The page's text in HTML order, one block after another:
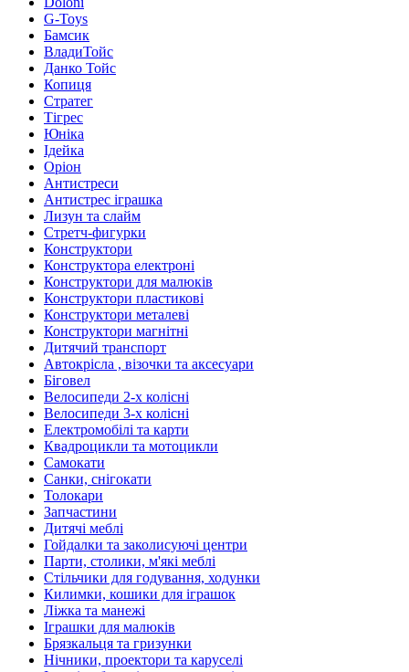
G-Toys
Бамсик
ВладиТойс
Данко Тойс
Копиця
Стратег
Тігрес
Юніка
Ідейка
Оріон
Антистреси
Антистрес іграшка
Лизун та слайм
Стретч-фигурки
Конструктори
Конструктора електроні
Конструктори для малюків
Конструктори пластикові
Конструктори металеві
Конструктори магнітні
Дитячий транспорт
Автокрісла , візочки та аксесуари
Біговел
Велосипеди 2-х колісні
Велосипеди 3-х колісні
Електромобілі та карти
Квадроцикли та мотоцикли
Самокати
Санки, снігокати
Толокари
Запчастини
Дитячі меблі
Гойдалки та заколисуючі центри
Парти, столики, м'які меблі
Стільчики для годування, ходунки
Килимки, кошики для іграшок
Ліжка та манежі
Іграшки для малюків
Брязкальця та гризунки
Нічники, проектори та каруселі